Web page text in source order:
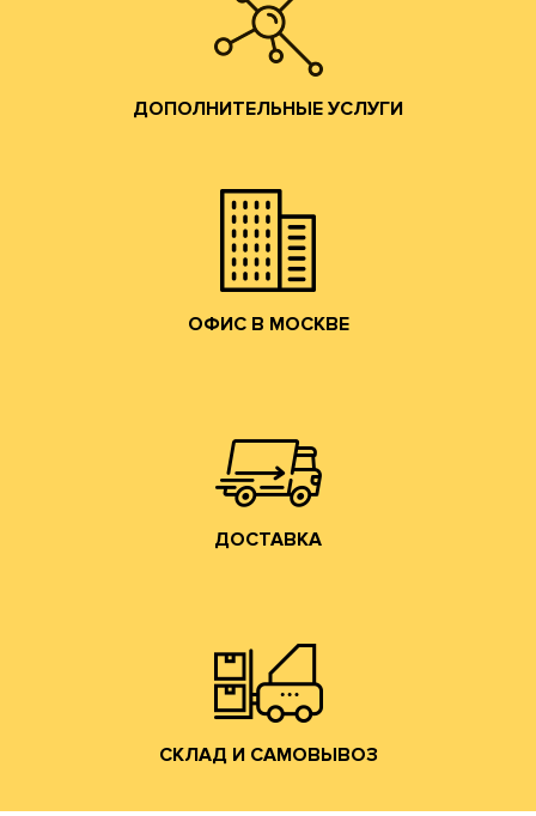
ДОПОЛНИТЕЛЬНЫЕ УСЛУГИ
ДОПОЛНИТЕЛЬНЫЕ УСЛУГИ
ОФИС В МОСКВЕ
ОФИС В МОСКВЕ
Мы приглашаем действующих и потенциальных
привлекательные условия сотрудничества.
помощь по всем вопросам производства гофротары.
ДОСТАВКА
ДОСТАВКА
СКЛАД И САМОВЫВОЗ
СКЛАД И САМОВЫВОЗ